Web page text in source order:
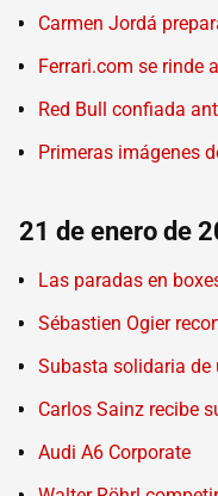
Carmen Jordá
Ferrari.com se rinde
Red Bull confiada
Primeras imágenes
21 de enero de
Las paradas en
Sébastien Ogier
Subasta solidaria de
Carlos Sainz recibe
Audi A6 Corporate